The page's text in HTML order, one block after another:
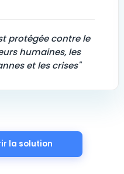
protégée contre le
humaines, les
et les crises"
la solution